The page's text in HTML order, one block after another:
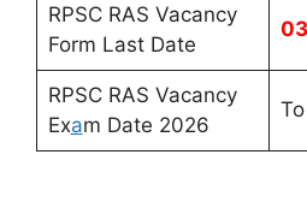
RPSC RAS Vacancy
Form Last Date
RPSC RAS Vacancy
Exam Date 2026